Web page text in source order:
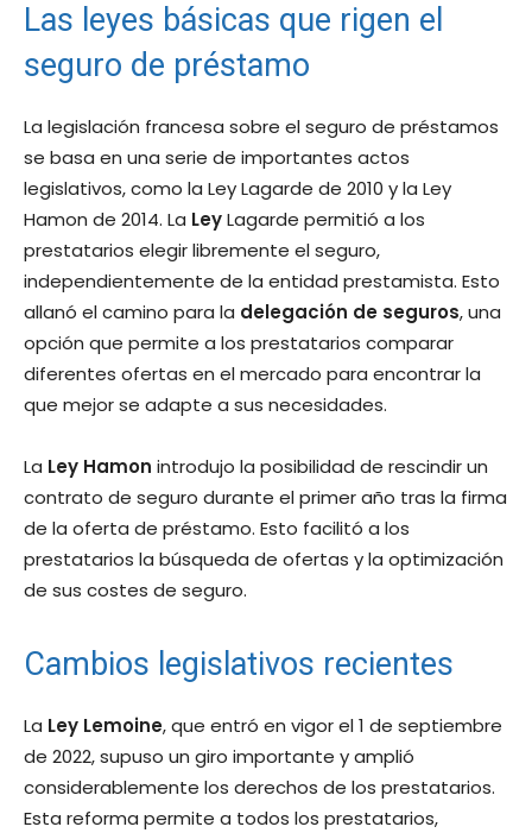
Las leyes básicas que rigen el
seguro de préstamo
La legislación francesa sobre el seguro de préstamos
se basa en una serie de importantes actos
legislativos, como la Ley Lagarde de 2010 y la Ley
Hamon de 2014. La LeyLagarde permitió a los
prestatarios elegir libremente el seguro,
independientemente de la entidad prestamista. Esto
allanó el camino para la delegación de seguros, una
opción que permite a los prestatarios comparar
diferentes ofertas en el mercado para encontrar la
que mejor se adapte a sus necesidades.
La Ley Hamon introdujo la posibilidad de rescindir un
contrato de seguro durante el primer año tras la firma
de la oferta de préstamo. Esto facilitó a los
prestatarios la búsqueda de ofertas y la optimización
de sus costes de seguro.
Cambios legislativos recientes
La Ley Lemoine, que entró en vigor el 1 de septiembre
de 2022, supuso un giro importante y amplió
considerablemente los derechos de los prestatarios.
Esta reforma permite a todos los prestatarios,